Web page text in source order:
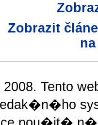
Zobrazit
Tento